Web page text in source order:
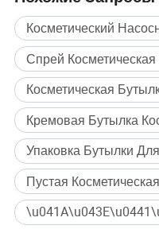
Косметический
Спрей
Косметическая
Кремовая Бутылка
Упаковка Бутылки
Пустая